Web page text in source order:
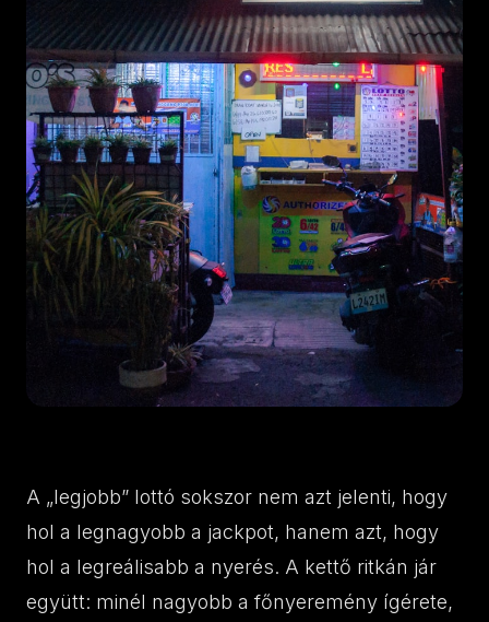
A „legjobb” lottó sokszor nem azt jelenti, hogy
hol a legnagyobb a jackpot, hanem azt, hogy
hol a legreálisabb a nyerés. A kettő ritkán jár
együtt: minél nagyobb a főnyeremény ígérete,